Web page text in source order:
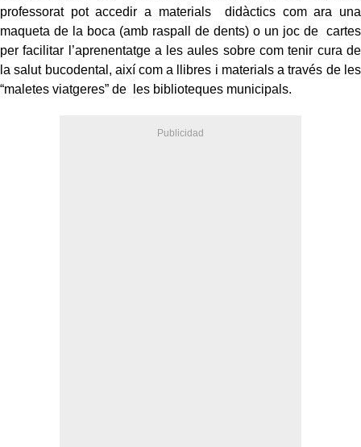
professorat pot accedir a materials didàctics com ara una
maqueta de la boca (amb raspall de dents) o un joc de cartes
per facilitar l’aprenentatge a les aules sobre com tenir cura de
la salut bucodental, així com a llibres i materials a través de les
“maletes viatgeres” de les biblioteques municipals.